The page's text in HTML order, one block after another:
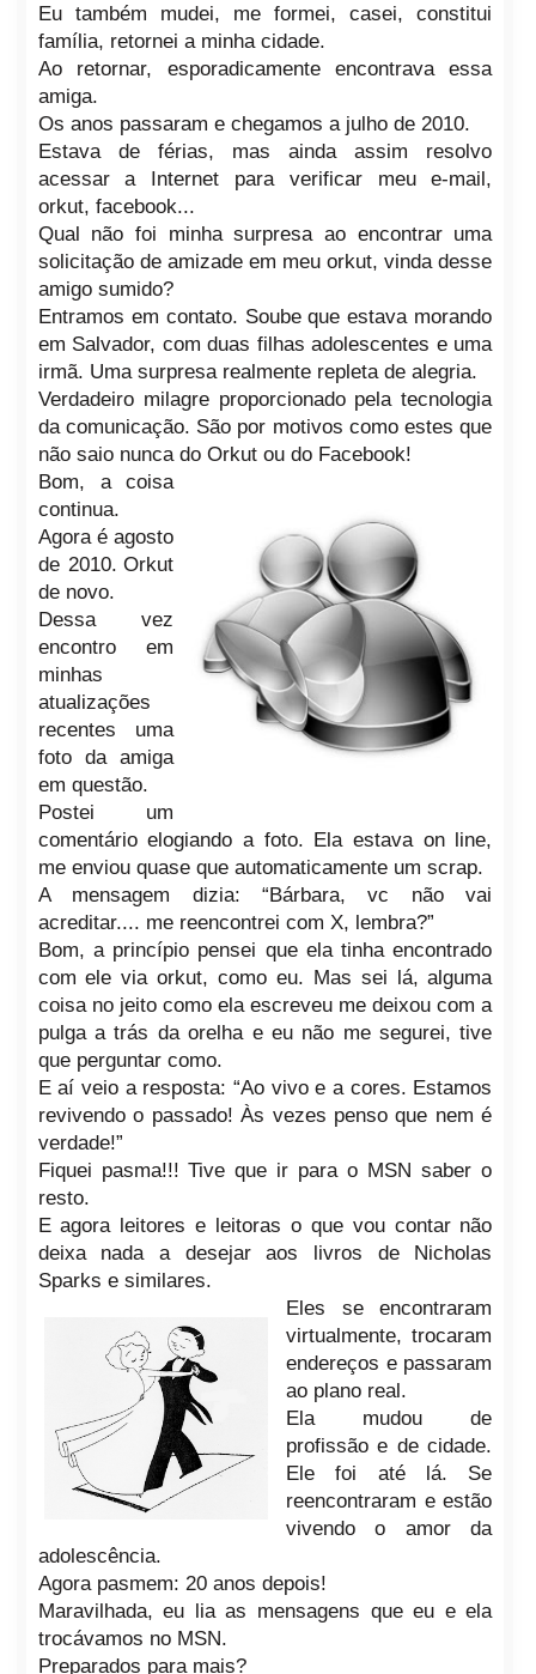
Eu também mudei, me formei, casei, constitui
família, retornei a minha cidade.
Ao retornar, esporadicamente encontrava essa
amiga.
Os anos passaram e chegamos a julho de 2010.
Estava de férias, mas ainda assim resolvo
acessar a Internet para verificar meu e-mail,
orkut, facebook...
Qual não foi minha surpresa ao encontrar uma
solicitação de amizade em meu orkut, vinda desse
amigo sumido?
Entramos em contato. Soube que estava morando
em Salvador, com duas filhas adolescentes e uma
irmã. Uma surpresa realmente repleta de alegria.
Verdadeiro milagre proporcionado pela tecnologia
da comunicação. São por motivos como estes que
não saio nunca do Orkut ou do Facebook!
Bom, a coisa
continua.
Agora é agosto
de 2010. Orkut
de novo.
Dessa vez
encontro em
minhas
atualizações
recentes uma
foto da amiga
em questão.
Postei um
comentário elogiando a foto. Ela estava on line,
me enviou quase que automaticamente um scrap.
A mensagem dizia: “Bárbara, vc não vai
acreditar.... me reencontrei com X, lembra?”
Bom, a princípio pensei que ela tinha encontrado
com ele via orkut, como eu. Mas sei lá, alguma
coisa no jeito como ela escreveu me deixou com a
pulga a trás da orelha e eu não me segurei, tive
que perguntar como.
E aí veio a resposta: “Ao vivo e a cores. Estamos
revivendo o passado! Às vezes penso que nem é
verdade!”
Fiquei pasma!!! Tive que ir para o MSN saber o
resto.
E agora leitores e leitoras o que vou contar não
deixa nada a desejar aos livros de Nicholas
Sparks e similares.
Eles se encontraram
virtualmente, trocaram
endereços e passaram
ao plano real.
Ela mudou de
profissão e de cidade.
Ele foi até lá. Se
reencontraram e estão
vivendo o amor da
adolescência.
Agora pasmem: 20 anos depois!
Maravilhada, eu lia as mensagens que eu e ela
trocávamos no MSN.
Preparados para mais?